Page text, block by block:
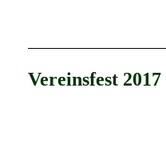
Vereinsfest 2017